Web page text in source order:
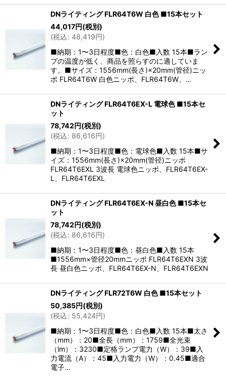
DNライティング FLR64T6W 白色 ■15本セット
44,017円(税別)
(税込: 48,419円)
■納期：1〜3日程度■色：白色■入数 15本■ラン
プの温度が低く、商品を照らすのに適していま
す。■サイズ：1556mm(長さ)×20mm(管径)ニッ
ポ FLR64T6W 白色ニッポ、FLR64T6W、…
DNライティング FLR64T6EX-L 電球色 ■15本セ
ット
78,742円(税別)
(税込: 86,616円)
■納期：1〜3日程度■色：電球色■入数 15本■サ
イズ：1556mm(長さ)×20mm(管径)ニッポ
FLR64T6EXL 3波長 電球色ニッポ、FLR64T6EX-
L、FLR64T6EXL
DNライティング FLR64T6EX-N 昼白色 ■15本セ
ット
78,742円(税別)
(税込: 86,616円)
■納期：1〜3日程度■色：昼白色■入数 15本
■1556mm×管径20mmニッポ FLR64T6EXN 3波
長 昼白色ニッポ、FLR64T6EX-N、FLR64T6EXN
DNライティング FLR72T6W 白色 ■15本セット
50,385円(税別)
(税込: 55,424円)
■納期：1〜3日程度■色：白色■入数 15本■太さ
（mm）：20■全長（mm）：1759■全光束
（lm）：3230■定格ランプ電力（W）：39■入
力電流（A）：45■入力電力（W）：0.45■適合
電子…